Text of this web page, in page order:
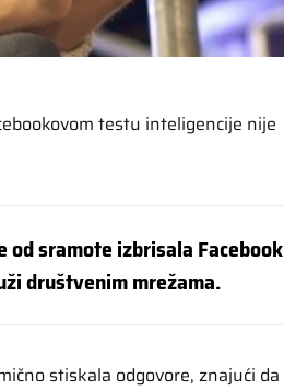
testu inteligencije nije
sramote izbrisala Facebook
društvenim mrežama.
stiskala odgovore, znajući da